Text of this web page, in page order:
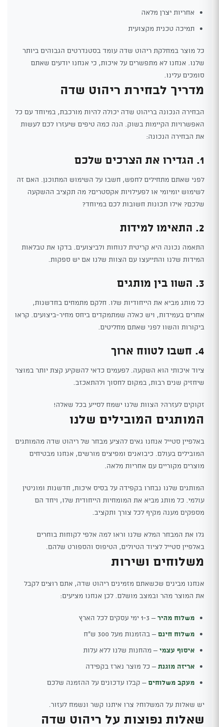
אחריות יצרן מלאה
תמיכה טכנית מקצועית
כל מוצר במחלקת ריהוט שדה עומד בסטנדרטים הגבוהים ביותר
שלנו. אנחנו לא מתפשרים על איכות, כי אנחנו יודעים שאתם
סומכים עלינו.
מדריך לבחירת ריהוט שדה
הבחירה הנכונה בריהוט שדה יכולה להיות מורכבת, במיוחד עם כל
האפשרויות הקיימות בשוק. הנה כמה טיפים שיעזרו לכם לעשות
את הבחירה הנכונה:
1. הגדירו את הצרכים שלכם
לפני שאתם מתחילים לחפש, חשבו על השימוש המתוכנן. האם זה
לשימוש יומיומי או לפעילויות אקסטרים? מה תקציב ההשקעה
שלכם? אילו תכונות חשובות לכם במיוחד?
2. התאימו למידות
התאמה נכונה היא קריטית לנוחות ולביצועים. בדקו את טבלאות
המידות שלנו והתייעצו עם הצוות שלנו אם יש ספקות.
3. השוו בין מותגים
כל מותג מביא את הייחודיות שלו. חלקם מתמחים בחדשנות,
אחרים בעמידות, ויש כאלה שמתמקדים ביחס מחיר-ביצועים. קראו
ביקורות והשוו לפני שאתם מחליטים.
4. חשבו לטווח ארוך
ציוד איכותי הוא השקעה. לפעמים כדאי להשקיע קצת יותר במוצר
שיחזיק שנים רבות, במקום לחסוך ולהתאכזב.
זקוקים לעזרה? הצוות שלנו ישמח לסייע בכל שאלה!
המותגים המובילים שלנו
באלפיין סטייל אנחנו גאים להציע מבחר של ריהוט שדה מהמותגים
המובילים בעולם. כיבואנים ומפיצים מורשים, אנחנו מבטיחים
מוצרים מקוריים עם אחריות מלאה.
המותגים שלנו נבחרו בקפידה על בסיס איכות, חדשנות ומוניטין
עולמי. כל מותג מביא את המומחיות הייחודית שלו, ויחד הם
מספקים מענה מקיף לכל צורך ותקציב.
גלו את המבחר המלא שלנו וראו למה אלפי לקוחות בוחרים
באלפיין סטייל לציוד הטיולים, הטיפוס והספורט שלהם.
משלוחים ושירות
אנחנו מבינים שכשאתם מזמינים ריהוט שדה, אתם רוצים לקבל
את המוצר מהר ובמצב מושלם. לכן אנחנו מציעים:
משלוח מהיר– 1-3 ימי עסקים לכל הארץ
משלוח חינם– בהזמנות מעל 300 ש"ח
איסוף עצמי– מהחנות שלנו ללא עלות
אריזה מוגנת– כל מוצר נארז בקפידה
מעקב משלוחים– קבלו עדכונים על ההזמנה שלכם
יש שאלות על המשלוח? צרו איתנו קשר ונשמח לעזור.
שאלות נפוצות על ריהוט שדה